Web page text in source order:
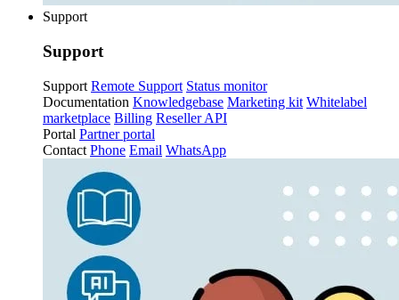
Support
Support
Support Remote Support Status monitor
Documentation Knowledgebase Marketing kit Whitelabel
marketplace Billing Reseller API
Portal Partner portal
Contact Phone Email WhatsApp